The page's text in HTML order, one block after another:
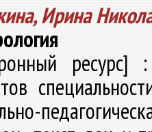
Ирина
ресурс]